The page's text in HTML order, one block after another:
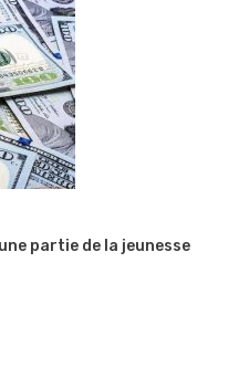
partie de la jeunesse